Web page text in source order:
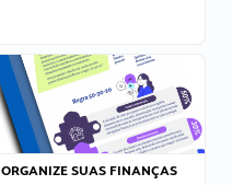
ORGANIZE SUAS FINANÇAS